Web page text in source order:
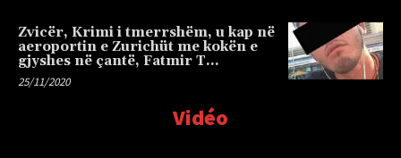
Zvicër, Krimi i tmerrshëm, u kap në
aeroportin e Zurichüt me kokën e
gjyshes në çantë, Fatmir T…
25/11/2020
Vidéo